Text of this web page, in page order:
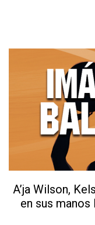
A’ja Wilson,
en sus